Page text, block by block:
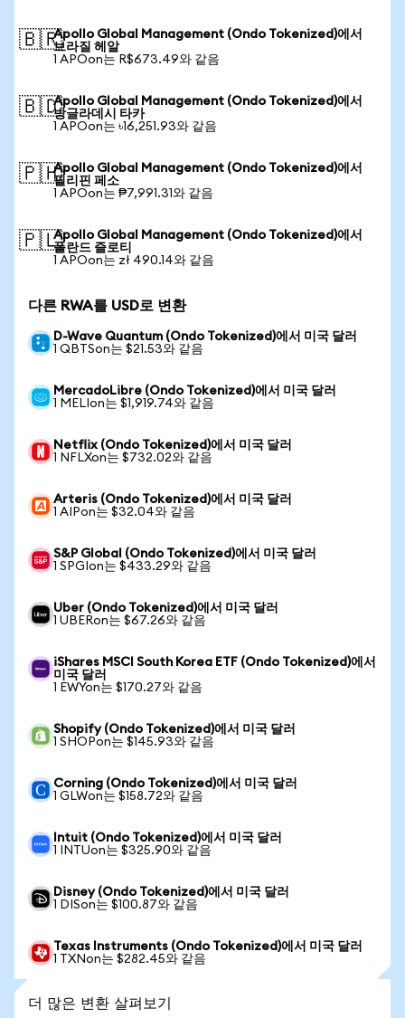
🇧🇷Apollo Global Management (Ondo Tokenized)에서
브라질 헤알
1 APOon는 R$673.49와 같음
🇧🇩Apollo Global Management (Ondo Tokenized)에서
방글라데시 타카
1 APOon는 ৳16,251.93와 같음
🇵🇭Apollo Global Management (Ondo Tokenized)에서
필리핀 페소
1 APOon는 ₱7,991.31와 같음
🇵🇱Apollo Global Management (Ondo Tokenized)에서
폴란드 즐로티
1 APOon는 zł 490.14와 같음
다른 RWA를 USD로 변환
D-Wave Quantum (Ondo Tokenized)에서 미국 달러
1 QBTSon는 $21.53와 같음
MercadoLibre (Ondo Tokenized)에서 미국 달러
1 MELIon는 $1,919.74와 같음
Netflix (Ondo Tokenized)에서 미국 달러
1 NFLXon는 $732.02와 같음
Arteris (Ondo Tokenized)에서 미국 달러
1 AIPon는 $32.04와 같음
S&P Global (Ondo Tokenized)에서 미국 달러
1 SPGIon는 $433.29와 같음
Uber (Ondo Tokenized)에서 미국 달러
1 UBERon는 $67.26와 같음
iShares MSCI South Korea ETF (Ondo Tokenized)에서
미국 달러
1 EWYon는 $170.27와 같음
Shopify (Ondo Tokenized)에서 미국 달러
1 SHOPon는 $145.93와 같음
Corning (Ondo Tokenized)에서 미국 달러
1 GLWon는 $158.72와 같음
Intuit (Ondo Tokenized)에서 미국 달러
1 INTUon는 $325.90와 같음
Disney (Ondo Tokenized)에서 미국 달러
1 DISon는 $100.87와 같음
Texas Instruments (Ondo Tokenized)에서 미국 달러
1 TXNon는 $282.45와 같음
더 많은 변환 살펴보기